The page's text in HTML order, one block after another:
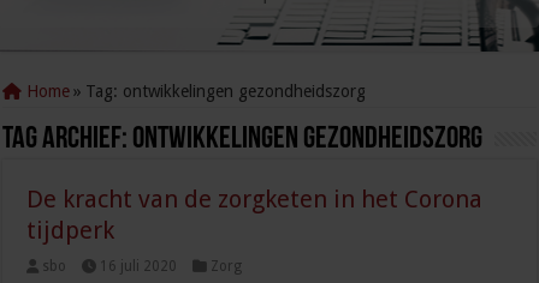
Home » Tag: ontwikkelingen gezondheidszorg
Tag Archief: ontwikkelingen gezondheidszorg
De kracht van de zorgketen in het Corona
tijdperk
sbo 16 juli 2020 Zorg